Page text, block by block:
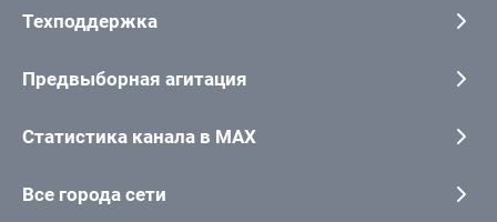
Техподдержка
Предвыборная агитация
Статистика канала в MAX
Все города сети